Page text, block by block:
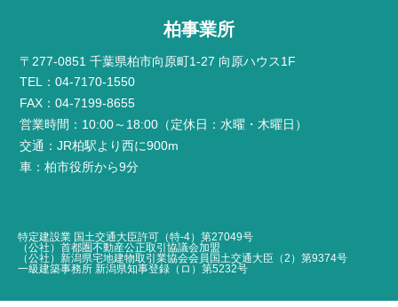
柏事業所
〒277-0851 千葉県柏市向原町1-27 向原ハウス1F
TEL：04-7170-1550
FAX：04-7199-8655
営業時間：10:00～18:00（定休日：水曜・木曜日）
交通：JR柏駅より西に900m
車：柏市役所から9分
特定建設業 国土交通大臣許可（特-4）第27049号
（公社）首都圏不動産公正取引協議会加盟
（公社）新潟県宅地建物取引業協会会員国土交通大臣（2）第9374号
一級建築事務所 新潟県知事登録（ロ）第5232号